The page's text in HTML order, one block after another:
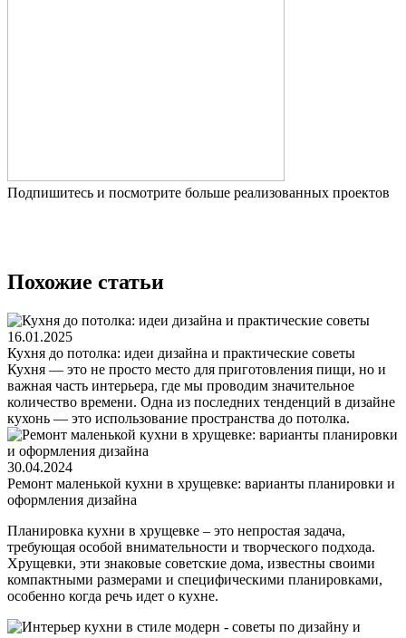
Подпишитесь и посмотрите больше реализованных проектов
Похожие статьи
16.01.2025
Кухня до потолка: идеи дизайна и практические советы
Кухня — это не просто место для приготовления пищи, но и
важная часть интерьера, где мы проводим значительное
количество времени. Одна из последних тенденций в дизайне
кухонь — это использование пространства до потолка.
30.04.2024
Ремонт маленькой кухни в хрущевке: варианты планировки и
оформления дизайна
Планировка кухни в хрущевке – это непростая задача,
требующая особой внимательности и творческого подхода.
Хрущевки, эти знаковые советские дома, известны своими
компактными размерами и специфическими планировками,
особенно когда речь идет о кухне.